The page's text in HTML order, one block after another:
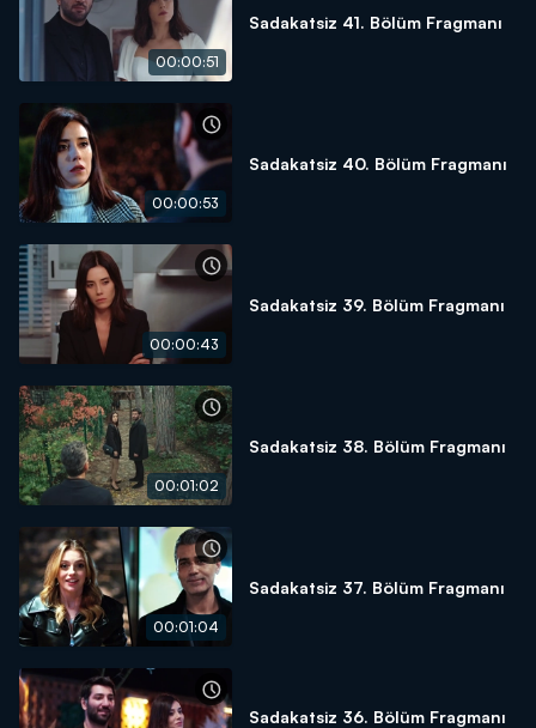
00:00:51
Sadakatsiz 41. Bölüm Fragmanı
00:00:53
Sadakatsiz 40. Bölüm Fragmanı
00:00:43
Sadakatsiz 39. Bölüm Fragmanı
00:01:02
Sadakatsiz 38. Bölüm Fragmanı
00:01:04
Sadakatsiz 37. Bölüm Fragmanı
Sadakatsiz 36. Bölüm Fragmanı